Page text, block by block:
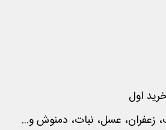
اول
زعفران، عسل، نبات، دمنوش و...